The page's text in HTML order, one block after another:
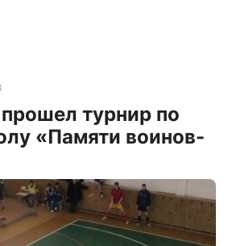
турнир по
«Памяти воинов-